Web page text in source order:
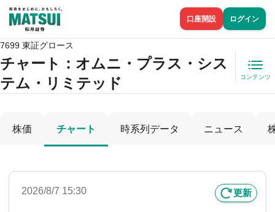
口座開設 ログイン
7699 東証グロース
チャート： オムニ・プラス・シス
テム・リミテッド
コンテンツ
株価 チャート 時系列データ ニュース
2026/8/7 15:30 更新